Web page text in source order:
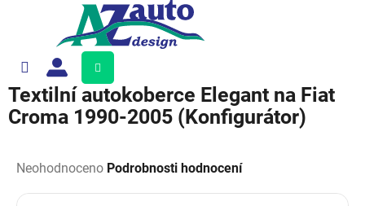
Nákupní
košík
Textilní autokoberce Elegant na Fiat
Croma 1990-2005 (Konfigurátor)
hodnocení
je
Neohodnoceno Podrobnosti hodnocení